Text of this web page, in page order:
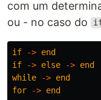
com um
ou - no caso do
if -> end
if
-> else -> end
while
-> end
for
-> end